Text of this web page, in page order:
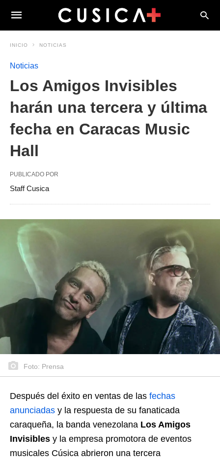
INICIO NOTICIAS
Noticias
Los Amigos Invisibles
harán una tercera y última
fecha en Caracas Music
Hall
PUBLICADO POR
Staff Cusica
Foto: Prensa
Después del éxito en ventas de las fechas
anunciadas y la respuesta de su fanaticada
caraqueña, la banda venezolana Los Amigos
Invisibles y la empresa promotora de eventos
musicales Cúsica abrieron una tercera